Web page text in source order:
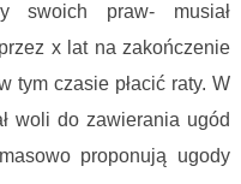
swoich praw- musiał
x lat na zakończenie
tym czasie płacić raty. W
woli do zawierania ugód
proponują ugody